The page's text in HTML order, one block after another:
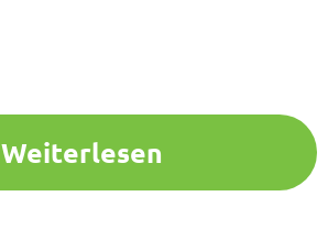
Weiterlesen